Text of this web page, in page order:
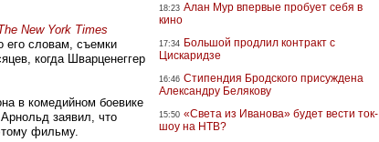
New York Times
его словам, съемки
когда Шварценеггер
в комедийном боевике
заявил, что
фильму.
18:23 Алан Мур впервые пробует себя в
кино
17:34 Большой продлил контракт с
Цискаридзе
16:46 Стипендия Бродского присуждена
Александру Белякову
15:50 «Света из Иванова» будет вести ток-
шоу на НТВ?